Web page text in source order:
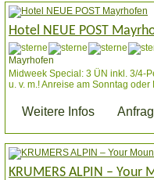
Hotel NEUE POST
Mayrhofen
Midweek Special: 3 ÜN inkl. 3/4-
u. v. m.! Anreise am Sonntag
Weitere Infos
KRUMERS ALPIN – Your